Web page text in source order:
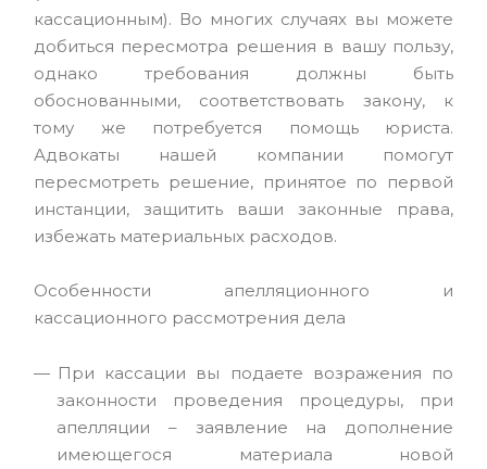
кассационным). Во многих случаях вы можете
добиться пересмотра решения в вашу пользу,
однако требования должны быть
обоснованными, соответствовать закону, к
тому же потребуется помощь юриста.
Адвокаты нашей компании помогут
пересмотреть решение, принятое по первой
инстанции, защитить ваши законные права,
избежать материальных расходов.
Особенности апелляционного и
кассационного рассмотрения дела
При кассации вы подаете возражения по
законности проведения процедуры, при
апелляции – заявление на дополнение
имеющегося материала новой